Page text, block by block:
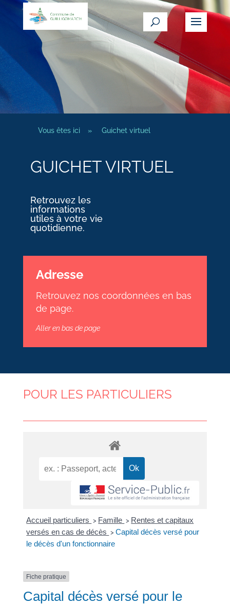
Vous êtes ici » Guichet virtuel
GUICHET VIRTUEL
Retrouvez les
informations
utiles à votre vie
quotidienne.
Adresse
Retrouvez nos coordonnées en bas
de page.
Aller en bas de page
POUR LES PARTICULIERS
Accueil particuliers > Famille > Rentes et capitaux
versés en cas de décès > Capital décès versé pour
le décès d'un fonctionnaire
Fiche pratique
Capital décès versé pour le